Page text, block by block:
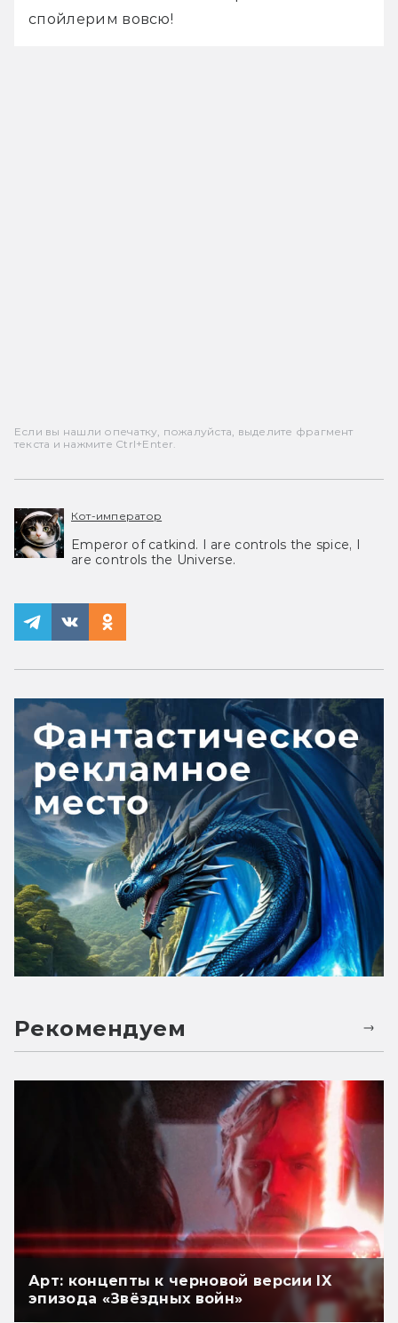
спойлерим вовсю!
Если вы нашли опечатку, пожалуйста, выделите фрагмент
текста и нажмите Ctrl+Enter.
Кот-император
Emperor of catkind. I are controls the spice, I
are controls the Universe.
Рекомендуем
Арт: концепты к черновой версии IX
эпизода «Звёздных войн»